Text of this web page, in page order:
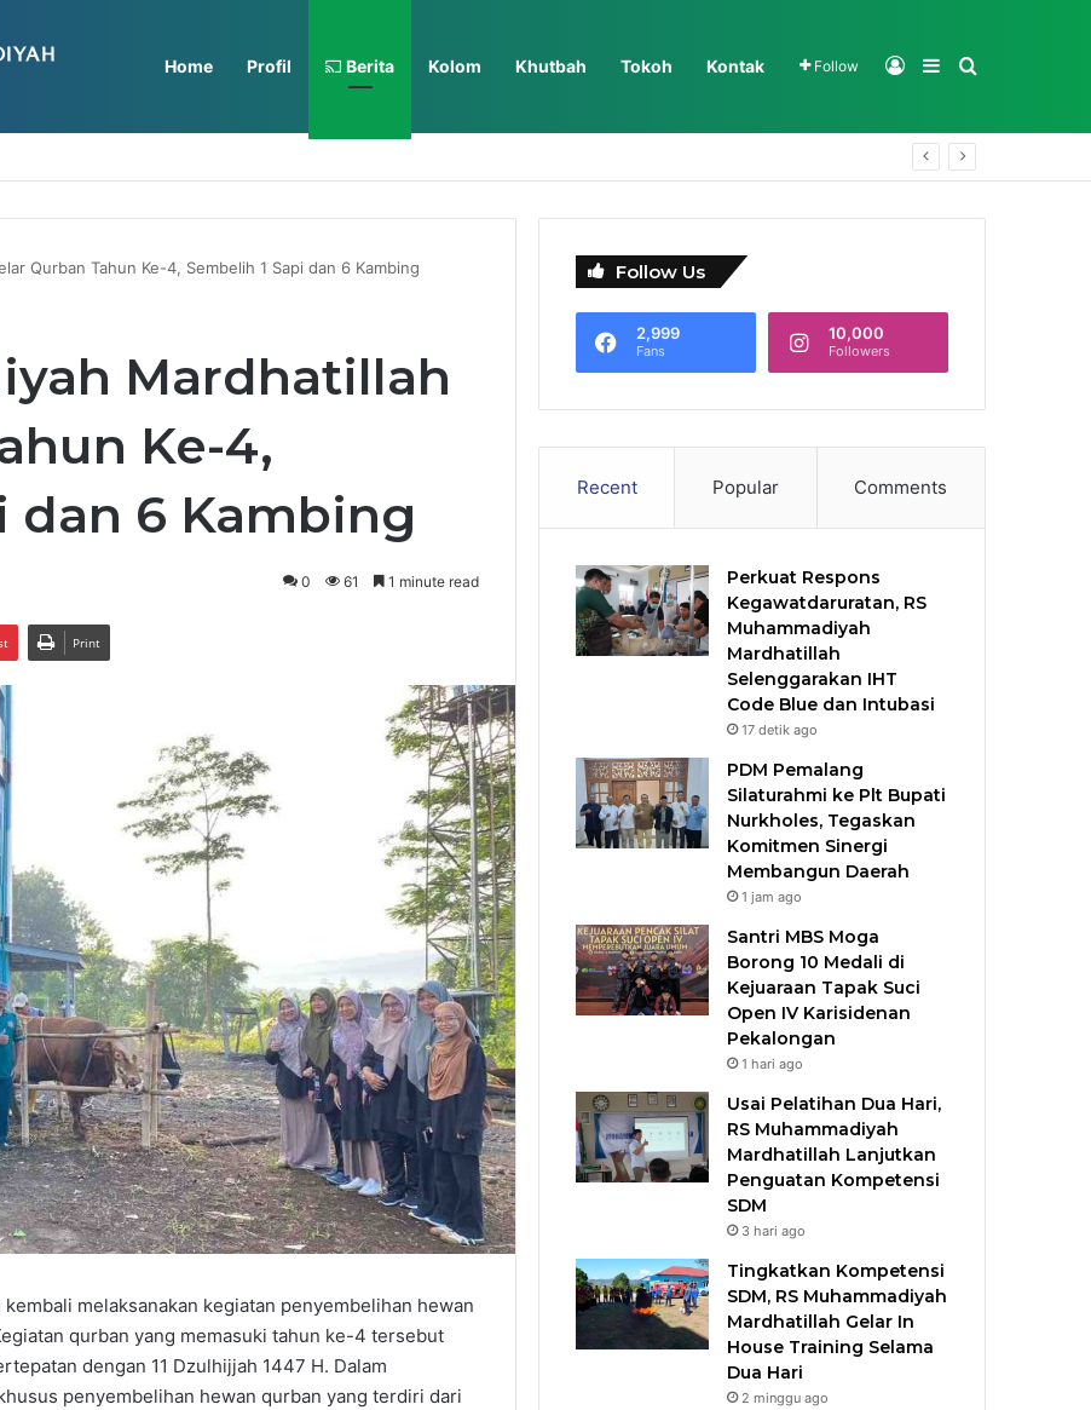
Home Profil Berita Kolom Khutbah Tokoh Kontak Follow Log InSidebarSearch for
Nurkholes, Tegaskan Komitmen Sinergi Membangun Daerah
Qurban Tahun Ke-4, Sembelih 1 Sapi dan 6 Kambing
Mardhatillah
Ke-4,
dan 6 Kambing
0 61 1 minute read
Print
melaksanakan kegiatan penyembelihan hewan
qurban yang memasuki tahun ke-4 tersebut
dengan 11 Dzulhijjah 1447 H. Dalam
penyembelihan hewan qurban yang terdiri dari
Follow Us
2,999
Fans
10,000
Followers
Recent Popular Comments
Perkuat Respons
Kegawatdaruratan, RS
Muhammadiyah
Mardhatillah
Selenggarakan IHT
Code Blue dan Intubasi
17 detik ago
PDM Pemalang
Silaturahmi ke Plt Bupati
Nurkholes, Tegaskan
Komitmen Sinergi
Membangun Daerah
1 jam ago
Santri MBS Moga
Borong 10 Medali di
Kejuaraan Tapak Suci
Open IV Karisidenan
Pekalongan
1 hari ago
Usai Pelatihan Dua Hari,
RS Muhammadiyah
Mardhatillah Lanjutkan
Penguatan Kompetensi
SDM
3 hari ago
Tingkatkan Kompetensi
SDM, RS Muhammadiyah
Mardhatillah Gelar In
House Training Selama
Dua Hari
2 minggu ago